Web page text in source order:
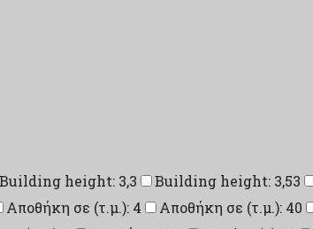
Building height: 3,3 Building height: 3,53
Αποθήκη σε (τ.μ.): 4 Αποθήκη σε (τ.μ.): 40